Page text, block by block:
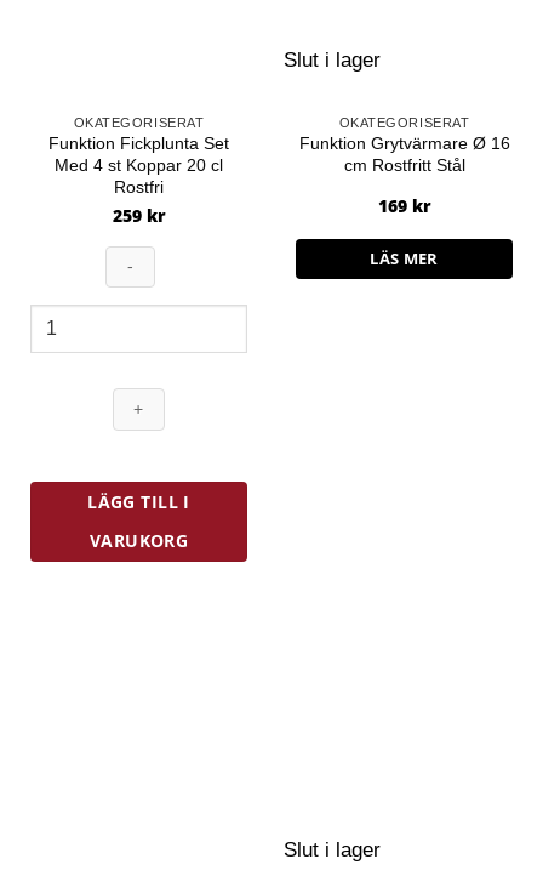
OKATEGORISERAT
Funktion Fickplunta Set
Med 4 st Koppar 20 cl
Rostfri
259 kr
Funktion
Fickplunta
20
mängd
LÄGG TILL I
VARUKORG
Slut i lager
OKATEGORISERAT
Funktion Grytvärmare Ø 16
cm Rostfritt Stål
169 kr
LÄS MER
Slut i lager